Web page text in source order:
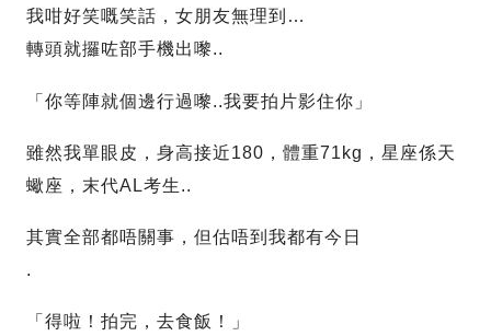
我咁好笑嘅笑話，女朋友無理到…
轉頭就攞咗部手機出嚟..
「你等陣就個邊行過嚟..我要拍片影住你」
雖然我單眼皮，身高接近180，體重71kg，星座係天
蠍座，末代AL考生..
其實全部都唔關事，但估唔到我都有今日
.
「得啦！拍完，去食飯！」